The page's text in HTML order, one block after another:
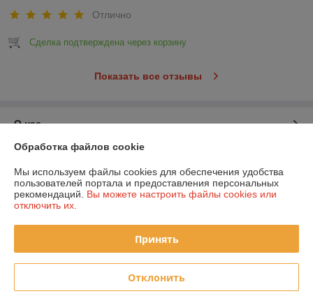
Отлично
Сделка подтверждена через корзину
Показать все отзывы
О нас
Доставка и оплата
Полная версия сайта
Политика обработки cookies
Обработка файлов cookie
Мы используем файлы cookies для обеспечения удобства
пользователей портала и предоставления персональных
рекомендаций. Вы можете настроить файлы cookies или
отключить их.
Принять
Отклонить